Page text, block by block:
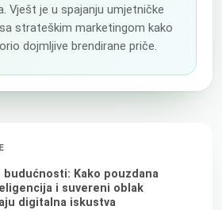
Vješt je u spajanju umjetničke
strateškim marketingom kako
dojmljive brendirane priče.
budućnosti: Kako pouzdana
i suvereni oblak
digitalna iskustva